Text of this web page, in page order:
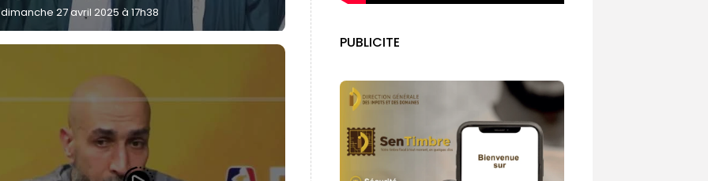
dimanche 27 avril 2025 à 17h38
PUBLICITE